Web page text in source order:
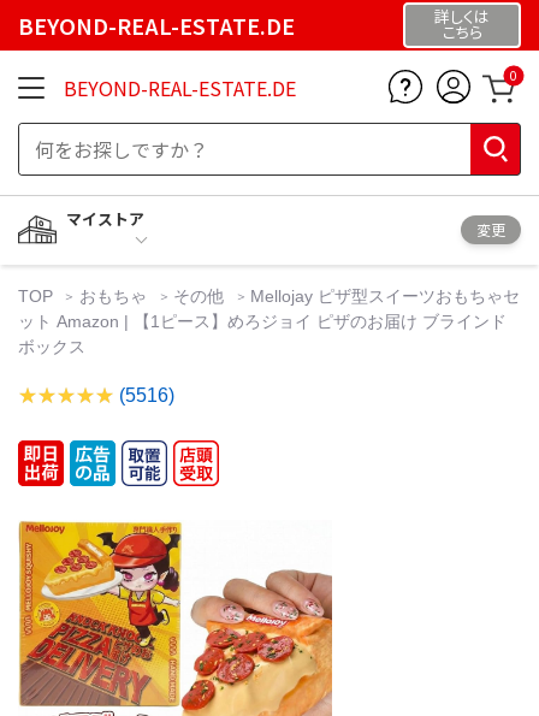
BEYOND-REAL-ESTATE.DE 詳しくは
こちら
BEYOND-REAL-ESTATE.DE 0
マイストア
変更
TOP おもちゃ その他
Mellojay ピザ型スイーツおもちゃセ
ット Amazon | 【1ピース】めろジョイ ピザのお届け ブラインド
ボックス
(5516)